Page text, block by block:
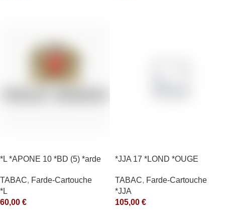
*L *APONE 10 *BD (5) *arde
TABAC, Farde-Cartouche
*L
60,00 €
*JJA 17 *LOND *OUGE
TABAC, Farde-Cartouche
*JJA
105,00 €